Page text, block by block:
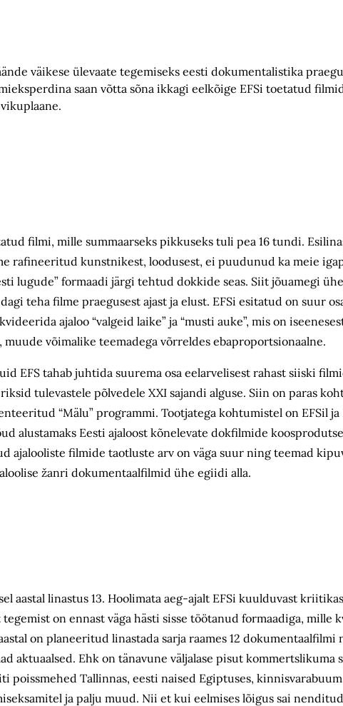
väikese ülevaate tegemiseks eesti dokumentalistika
saan võtta sõna ikkagi eelkõige EFSi toetatud
filmi, mille summaarseks pikkuseks tuli pea 16 tundi.
rafineeritud kunstnikest, loodusest, ei puudunud ka meie
lugude” formaadi järgi tehtud dokkide seas. Siit jõuamegi
teha filme praegusest ajast ja elust. EFSi esitatud on suur
ajaloo “valgeid laike” ja “musti auke”, mis on
võimalike teemadega võrreldes ebaproportsionaalne.
EFS tahab juhtida suurema osa eelarvelisest rahast siiski
tulevastele põlvedele XXI sajandi alguse. Siin on paras
“Mälu” programmi. Tootjatega kohtumistel on EFSil
alustamaks Eesti ajaloost kõnelevate dokfilmide
ajalooliste filmide taotluste arv on väga suur ning teemad
žanri dokumentaalfilmid ühe egiidi alla.
aastal linastus 13. Hoolimata aeg-ajalt EFSi kuulduvast
on ennast väga hästi sisse töötanud formaadiga, mille
on planeeritud linastada sarja raames 12 dokumentaalfilmi
aktuaalsed. Ehk on tänavune väljalase pisut kommertslikuma
poissmehed Tallinnas, eesti naised Egiptuses,
ja palju muud. Nii et kui eelmises lõigus sai